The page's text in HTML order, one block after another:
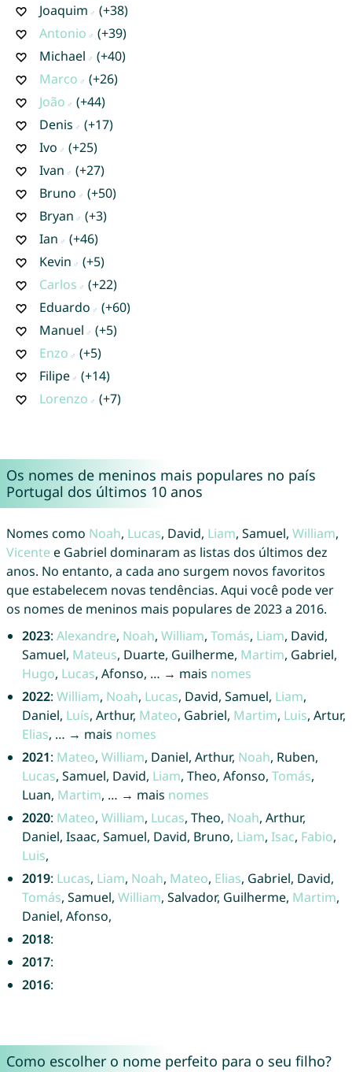
Joaquim
(+38)
Antonio
(+39)
Michael
(+40)
Marco
(+26)
João
(+44)
Denis
(+17)
Ivo
(+25)
Ivan
(+27)
Bruno
(+50)
Bryan
(+3)
Ian
(+46)
Kevin
(+5)
Carlos
(+22)
Eduardo
(+60)
Manuel
(+5)
Enzo
(+5)
Filipe
(+14)
Lorenzo
(+7)
Os nomes de meninos mais populares no país
Portugal dos últimos 10 anos
Nomes como Noah, Lucas, David, Liam, Samuel, William,
Vicente e Gabriel dominaram as listas dos últimos dez
anos. No entanto, a cada ano surgem novos favoritos
que estabelecem novas tendências. Aqui você pode ver
os nomes de meninos mais populares de 2023 a 2016.
2023: Alexandre, Noah, William, Tomás, Liam, David,
Samuel, Mateus, Duarte, Guilherme, Martim, Gabriel,
Hugo, Lucas, Afonso, … → mais nomes
2022: William, Noah, Lucas, David, Samuel, Liam,
Daniel, Luís, Arthur, Mateo, Gabriel, Martim, Luis, Artur,
Elias, … → mais nomes
2021: Mateo, William, Daniel, Arthur, Noah, Ruben,
Lucas, Samuel, David, Liam, Theo, Afonso, Tomás,
Luan, Martim, … → mais nomes
2020: Mateo, William, Lucas, Theo, Noah, Arthur,
Daniel, Isaac, Samuel, David, Bruno, Liam, Isac, Fabio,
Luis,
2019: Lucas, Liam, Noah, Mateo, Elias, Gabriel, David,
Tomás, Samuel, William, Salvador, Guilherme, Martim,
Daniel, Afonso,
2018:
2017:
2016:
Como escolher o nome perfeito para o seu filho?